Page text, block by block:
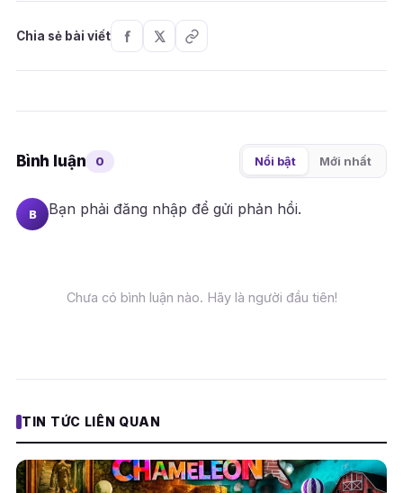
Chia sẻ bài viết
Bình luận 0 Nổi bật Mới nhất
B Bạn phải đăng nhập để gửi phản hồi.
Chưa có bình luận nào. Hãy là người đầu tiên!
TIN TỨC LIÊN QUAN